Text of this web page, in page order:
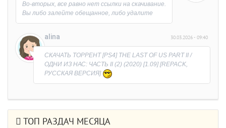
Во-вторых, все равно нет ссылки на скачивание.
Вы либо залейте обещанное, либо удалите
раздачу.
причины)))
alina 30.03.2026 - 09:40
СКАЧАТЬ ТОРРЕНТ [PS4] THE LAST OF US PART II /
ОДНИ ИЗ НАС: ЧАСТЬ II (2) (2020) [1.09] [REPACK,
РУССКАЯ ВЕРСИЯ]
ТОП РАЗДАЧ МЕСЯЦА